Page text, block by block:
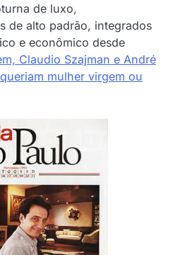
de luxo,
de alto padrão, integrados
e econômico desde
Claudio Szajman e André
mulher virgem ou